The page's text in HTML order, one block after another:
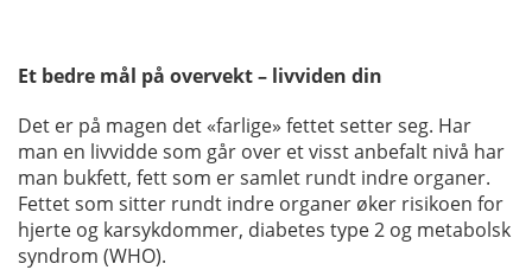
Et bedre mål på overvekt – livviden din
Det er på magen det «farlige» fettet setter seg. Har
man en livvidde som går over et visst anbefalt nivå har
man bukfett, fett som er samlet rundt indre organer.
Fettet som sitter rundt indre organer øker risikoen for
hjerte og karsykdommer, diabetes type 2 og metabolsk
syndrom (WHO).